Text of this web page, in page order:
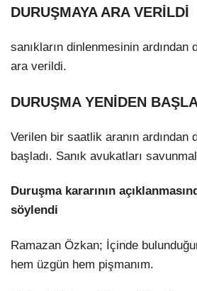
DURUŞMAYA ARA VERİLDİ
sanıkların dinlenmesinin
ara verildi.
DURUŞMA YENİDEN
Verilen bir saatlik aranın ardından
başladı. Sanık avukatları
Duruşma kararının
söylendi
Ramazan Özkan; İçinde
hem üzgün hem pişmanım.